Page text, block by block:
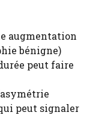
augmentation
bénigne)
peut faire
peut signaler